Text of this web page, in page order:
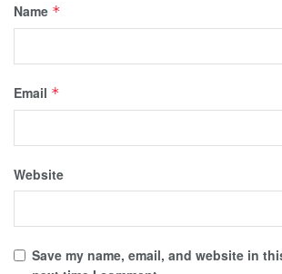
Name *
Email *
Website
Save my name, email, and website in